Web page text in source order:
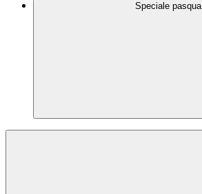
Speciale pasqua